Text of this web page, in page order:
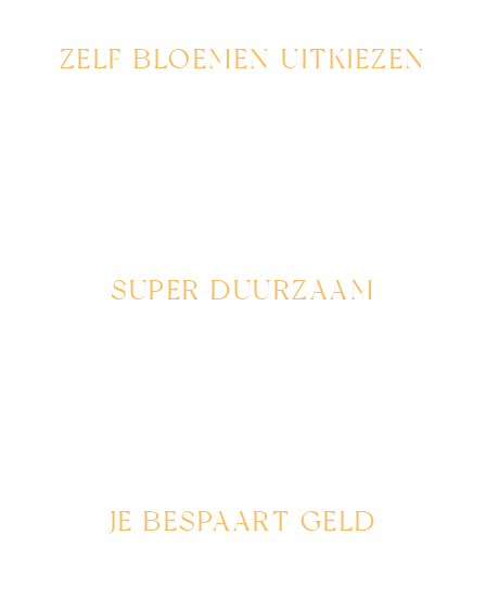
ZELF BLOEMEN UITKIEZEN
SUPER DUURZAAM
JE BESPAART GELD